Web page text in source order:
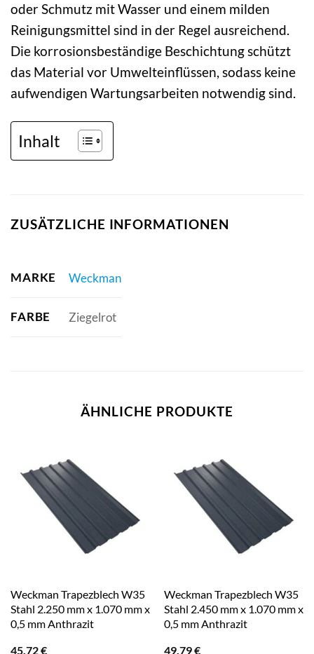
oder Schmutz mit Wasser und einem milden
Reinigungsmittel sind in der Regel ausreichend.
Die korrosionsbeständige Beschichtung schützt
das Material vor Umwelteinflüssen, sodass keine
aufwendigen Wartungsarbeiten notwendig sind.
Inhalt
ZUSÄTZLICHE INFORMATIONEN
MARKE Weckman
FARBE Ziegelrot
ÄHNLICHE PRODUKTE
Weckman Trapezblech W35
Stahl 2.250 mm x 1.070 mm x
0,5 mm Anthrazit
45,72€
Weckman Trapezblech W35
Stahl 2.450 mm x 1.070 mm x
0,5 mm Anthrazit
49,79€